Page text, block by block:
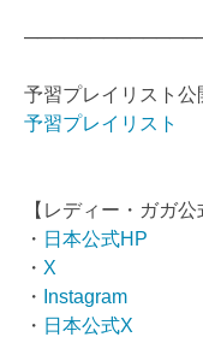
予習プレイリスト公
予習プレイリスト
【レディー・ガガ公
・ 日本公式HP
・ X
・
Instagram
・ 日本公式X